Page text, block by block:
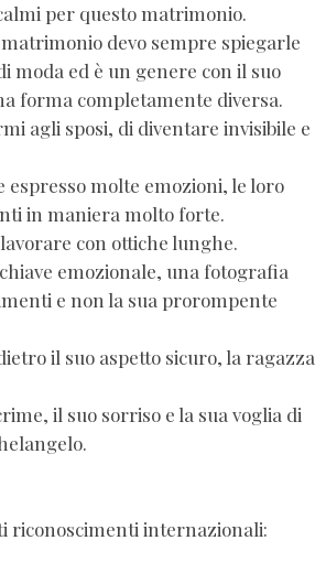
per questo matrimonio.
devo sempre spiegarle
moda ed è un genere con il suo
forma completamente diversa.
agli sposi, di diventare invisibile e
espresso molte emozioni, le loro
in maniera molto forte.
con ottiche lunghe.
emozionale, una fotografia
e non la sua prorompente
il suo aspetto sicuro, la ragazza
il suo sorriso e la sua voglia di
riconoscimenti internazionali: